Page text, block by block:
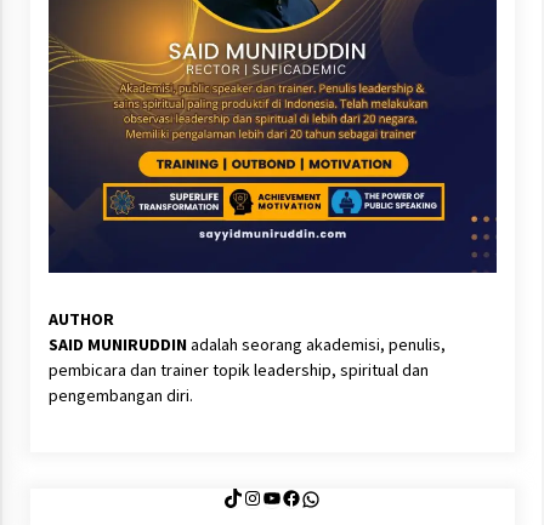
AUTHOR
SAID MUNIRUDDINadalah seorang akademisi, penulis,
pembicara dan trainer topik leadership, spiritual dan
pengembangan diri.
TikTok
Instagram
YouTube
Facebook
WhatsApp